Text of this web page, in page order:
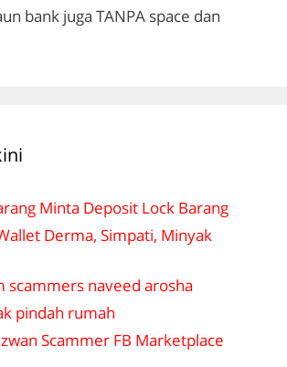
bank juga TANPA space dan
Minta Deposit Lock Barang
Derma, Simpati, Minyak
scammers naveed arosha
pindah rumah
Scammer FB Marketplace